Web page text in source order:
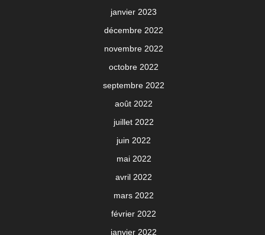
janvier 2023
décembre 2022
novembre 2022
octobre 2022
septembre 2022
août 2022
juillet 2022
juin 2022
mai 2022
avril 2022
mars 2022
février 2022
janvier 2022